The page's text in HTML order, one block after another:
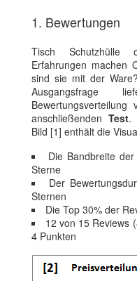
1. Bewertungen
Tisch Schutzhülle
Erfahrungen machen
sind sie mit der
anschließenden Test.
Bild [1] enthält die
Die Bandbreite
Sterne
Der
Sternen
Die Top 30% der
12 von 15 Reviews
4 Punkten